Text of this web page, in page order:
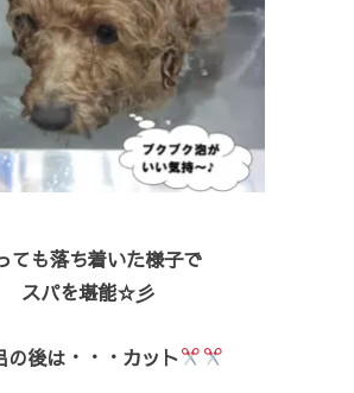
ても落ち着いた様子で
スパを堪能☆彡
の後は・・・カット